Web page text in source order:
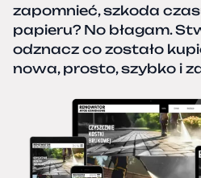
zapomnieć, szkoda
papieru? No błagam.
odznacz co zostało
nowa, prosto, szybko i